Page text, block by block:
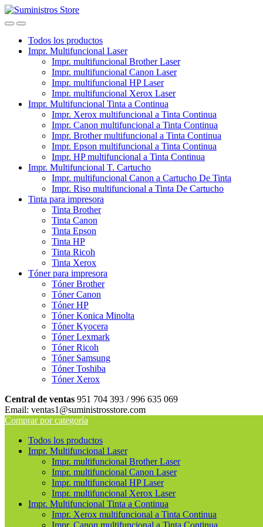
Skip
to
Skip
to
Todos los productos
Impr. Multifuncional Laser
Impr. multifuncional Brother Laser
Impr. multifuncional Canon Laser
Impr. multifuncional HP Laser
Impr. multifuncional Xerox Laser
Impr. Multifuncional Tinta a Continua
Impr. Xerox multifuncional a Tinta Continua
Impr. Canon multifuncional a Tinta Continua
Impr. Brother multifuncional a Tinta Continua
Impr. Epson multifuncional a Tinta Continua
Impr. HP multifuncional a Tinta Continua
Impr. Multifuncional T. Cartucho
Impr. multifuncional Canon a Cartucho De Tinta
Impr. Riso multifuncional a Tinta De Cartucho
Tinta para impresora
Tinta Brother
Tinta Canon
Tinta Epson
Tinta HP
Tinta Ricoh
Tinta Xerox
Tóner para impresora
Tóner Brother
Tóner Canon
Tóner HP
Tóner Konica Minolta
Tóner Kyocera
Tóner Lexmark
Tóner Ricoh
Tóner Samsung
Tóner Toshiba
Tóner Xerox
Central de ventas 951 704 393 / 996 635 069
Email: ventas1@suministrosstore.com
Comprar por categoría
Todos los productos
Impr. Multifuncional Laser
Impr. multifuncional Brother Laser
Impr. multifuncional Canon Laser
Impr. multifuncional HP Laser
Impr. multifuncional Xerox Laser
Impr. Multifuncional Tinta a Continua
Impr. Xerox multifuncional a Tinta Continua
Impr. Canon multifuncional a Tinta Continua